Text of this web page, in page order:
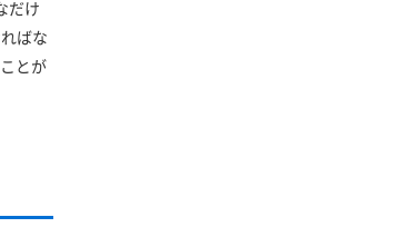
だけ
ばな
とが